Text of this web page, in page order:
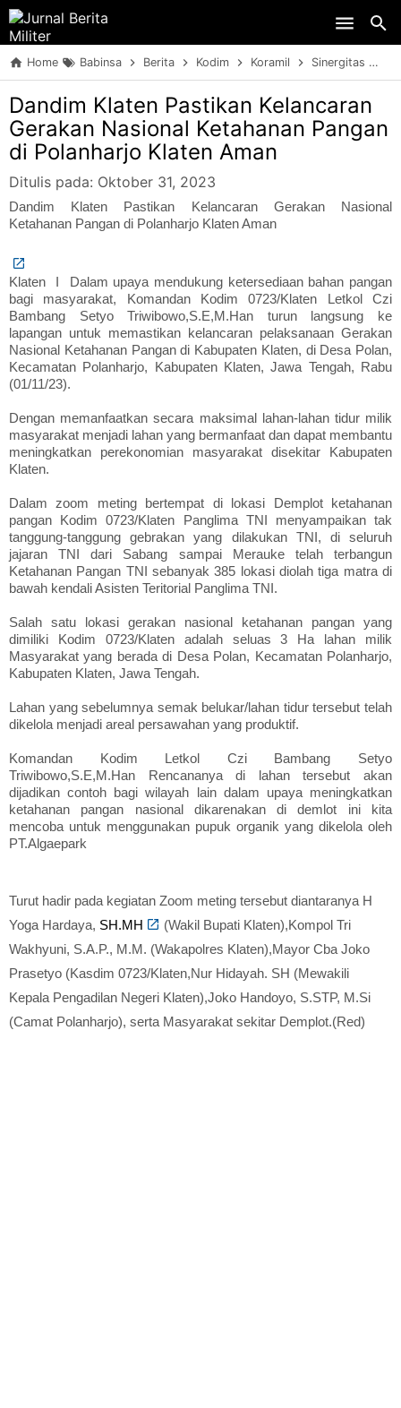
Home Babinsa Berita Kodim Koramil Sinergitas
Dandim Klaten Pastikan Kelancaran
Gerakan Nasional Ketahanan Pangan
di Polanharjo Klaten Aman
Ditulis pada: Oktober 31, 2023
Dandim Klaten Pastikan Kelancaran Gerakan Nasional
Ketahanan Pangan di Polanharjo Klaten Aman
Klaten I Dalam upaya mendukung ketersediaan bahan pangan
bagi masyarakat, Komandan Kodim 0723/Klaten Letkol Czi
Bambang Setyo Triwibowo,S.E,M.Han turun langsung ke
lapangan untuk memastikan kelancaran pelaksanaan Gerakan
Nasional Ketahanan Pangan di Kabupaten Klaten, di Desa Polan,
Kecamatan Polanharjo, Kabupaten Klaten, Jawa Tengah, Rabu
(01/11/23).
Dengan memanfaatkan secara maksimal lahan-lahan tidur milik
masyarakat menjadi lahan yang bermanfaat dan dapat membantu
meningkatkan perekonomian masyarakat disekitar Kabupaten
Klaten.
Dalam zoom meting bertempat di lokasi Demplot ketahanan
pangan Kodim 0723/Klaten Panglima TNI menyampaikan tak
tanggung-tanggung gebrakan yang dilakukan TNI, di seluruh
jajaran TNI dari Sabang sampai Merauke telah terbangun
Ketahanan Pangan TNI sebanyak 385 lokasi diolah tiga matra di
bawah kendali Asisten Teritorial Panglima TNI.
Salah satu lokasi gerakan nasional ketahanan pangan yang
dimiliki Kodim 0723/Klaten adalah seluas 3 Ha lahan milik
Masyarakat yang berada di Desa Polan, Kecamatan Polanharjo,
Kabupaten Klaten, Jawa Tengah.
Lahan yang sebelumnya semak belukar/lahan tidur tersebut telah
dikelola menjadi areal persawahan yang produktif.
Komandan Kodim Letkol Czi Bambang Setyo
Triwibowo,S.E,M.Han Rencananya di lahan tersebut akan
dijadikan contoh bagi wilayah lain dalam upaya meningkatkan
ketahanan pangan nasional dikarenakan di demlot ini kita
mencoba untuk menggunakan pupuk organik yang dikelola oleh
PT.Algaepark
Turut hadir pada kegiatan Zoom meting tersebut diantaranya H
Yoga Hardaya, SH.MH
(Wakil Bupati Klaten),Kompol Tri
Wakhyuni, S.A.P., M.M. (Wakapolres Klaten),Mayor Cba Joko
Prasetyo (Kasdim 0723/Klaten,Nur Hidayah. SH (Mewakili
Kepala Pengadilan Negeri Klaten),Joko Handoyo, S.STP, M.Si
(Camat Polanharjo), serta Masyarakat sekitar Demplot.(Red)